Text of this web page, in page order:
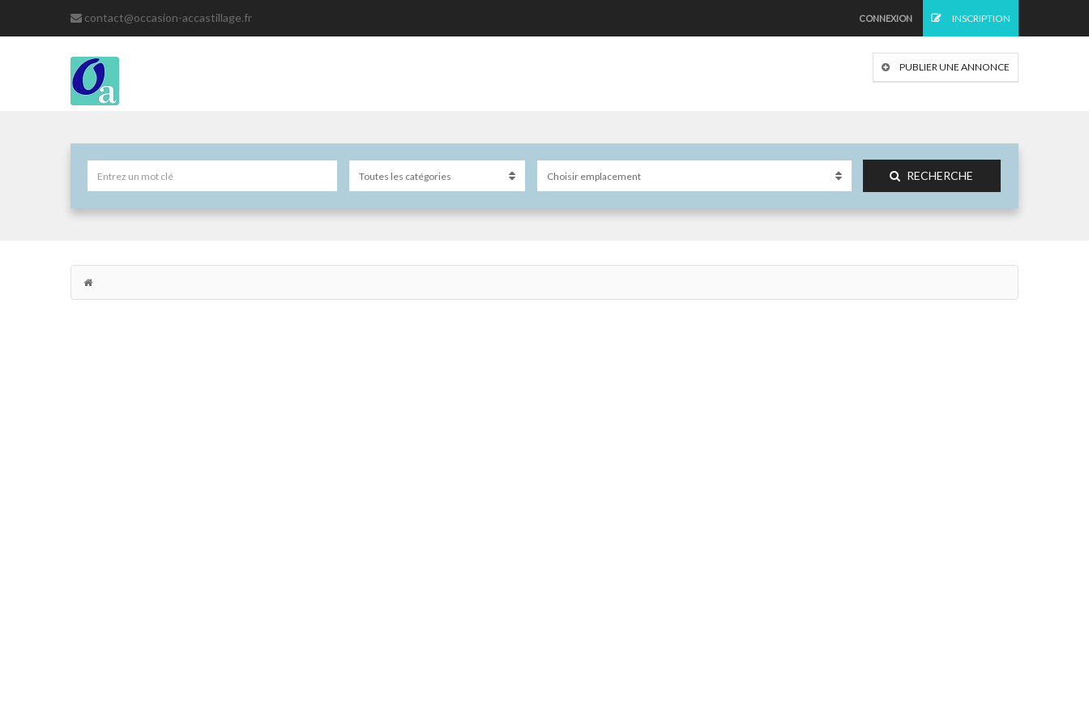
contact@occasion-accastillage.fr CONNEXION INSCRIPTION
PUBLIER UNE ANNONCE
RECHERCHE